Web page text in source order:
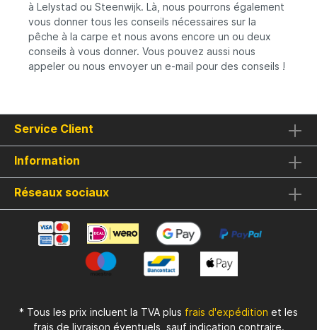
à Lelystad ou Steenwijk. Là, nous pourrons également
vous donner tous les conseils nécessaires sur la
pêche à la carpe et nous avons encore un ou deux
conseils à vous donner. Vous pouvez aussi nous
appeler ou nous envoyer un e-mail pour des conseils !
Service Client
Information
Réseaux sociaux
* Tous les prix incluent la TVA plus frais d'expédition et les
frais de livraison éventuels, sauf indication contraire.